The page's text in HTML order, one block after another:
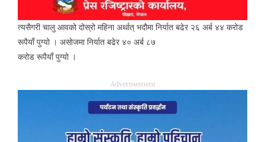
त्यसैगरी चालु आवको दोस्रो महिना अर्थात् भदौमा निर्यात बढेर २६ अर्ब ४४ करोड
रूपैयाँ पुग्यो । असोजमा निर्यात बढेर ४० अर्ब ८७
करोड रूपैयाँ पुग्यो ।
Advertisement